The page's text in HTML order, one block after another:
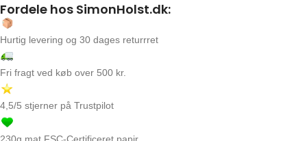
Fordele hos SimonHolst.dk:
Hurtig levering og 30 dages returrret
Fri fragt ved køb over 500 kr.
4,5/5 stjerner på Trustpilot
230g mat FSC-Certificeret papir